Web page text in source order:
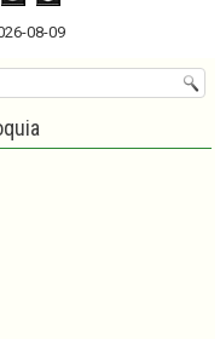
08-09